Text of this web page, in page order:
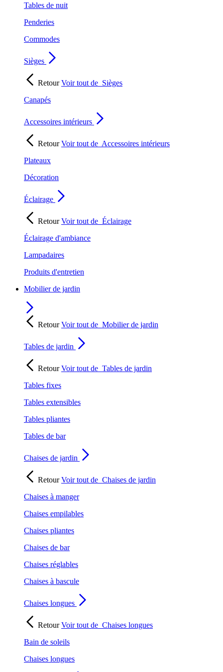
Tables de nuit
Penderies
Commodes
Sièges
RetourVoir tout de Sièges
Canapés
Accessoires intérieurs
RetourVoir tout de Accessoires intérieurs
Plateaux
Décoration
Éclairage
RetourVoir tout de Éclairage
Éclairage d'ambiance
Lampadaires
Produits d'entretien
Mobilier de jardin
RetourVoir tout de Mobilier de jardin
Tables de jardin
RetourVoir tout de Tables de jardin
Tables fixes
Tables extensibles
Tables pliantes
Tables de bar
Chaises de jardin
RetourVoir tout de Chaises de jardin
Chaises à manger
Chaises empilables
Chaises pliantes
Chaises de bar
Chaises réglables
Chaises à bascule
Chaises longues
RetourVoir tout de Chaises longues
Bain de soleils
Chaises longues